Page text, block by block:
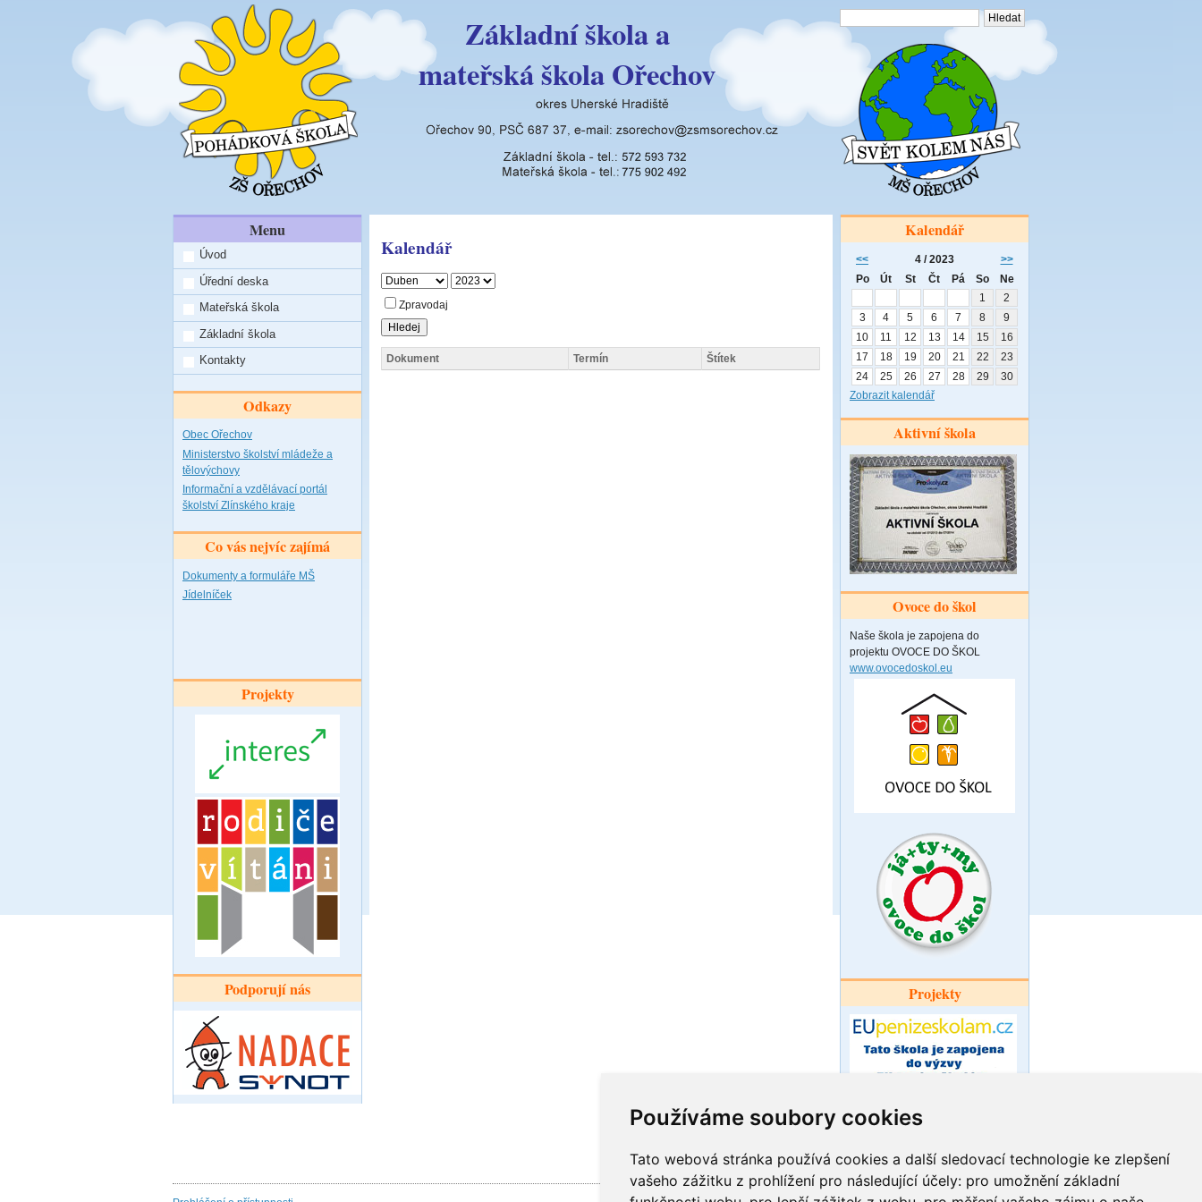
Používáme soubory cookies
Tato webová stránka používá cookies a další sledovací technologie ke zlepšení
vašeho zážitku z prohlížení pro následující účely: pro umožnění základní
Základní škola a
mateřská škola Ořechov
Kalendář
<< 4 / 2023
>>
Po
Út St Čt Pá So
Ne
1
2
3
4 5 6 7 8
9
10
11 12 13 14 15
16
17
18 19 20 21 22
23
24
25 26 27 28 29
30
Zobrazit kalendář
Aktivní škola
Ovoce do škol
Naše škola je zapojena do
projektu OVOCE DO ŠKOL
www.ovocedoskol.eu
Projekty
Šablony pro
ZŠ a MŠ Ořechov
Menu
Úvod
Úřední deska
Mateřská škola
Základní škola
Kontakty
Odkazy
Obec Ořechov
Ministerstvo školství mládeže a
tělovýchovy
Informační a vzdělávací portál
školství Zlínského kraje
Co vás nejvíc zajímá
Dokumenty a formuláře MŠ
Jídelníček
Projekty
Podporují nás
Kalendář
Zpravodaj
Dokument Termín Štítek